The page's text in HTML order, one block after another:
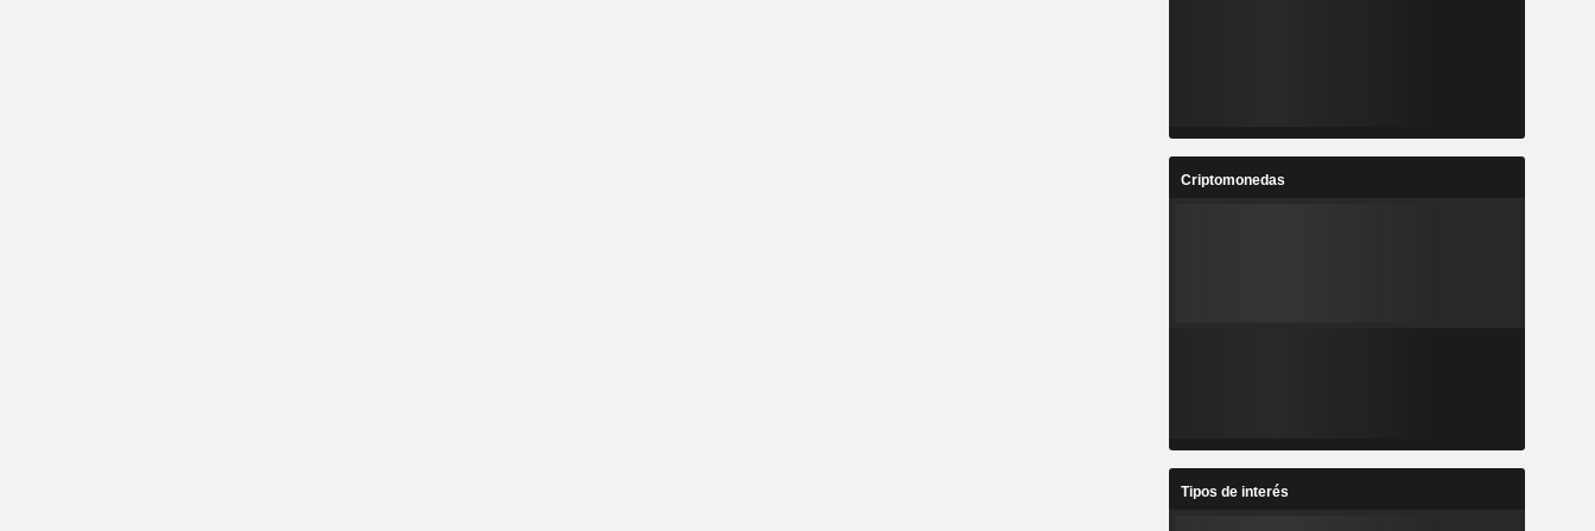
Criptomonedas
Tipos de interés